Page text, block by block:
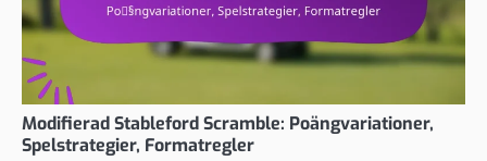
Modifierad Stableford Scramble: Poängvariationer,
Spelstrategier, Formatregler